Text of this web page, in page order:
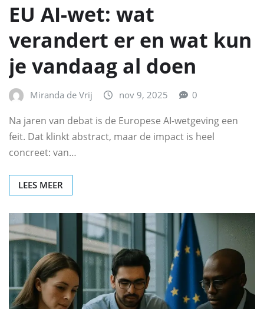
EU AI-wet: wat
verandert er en wat kun
je vandaag al doen
Miranda de Vrij nov 9, 2025 0
Na jaren van debat is de Europese AI-wetgeving een
feit. Dat klinkt abstract, maar de impact is heel
concreet: van…
LEES MEER